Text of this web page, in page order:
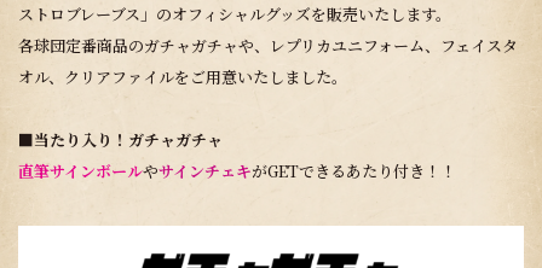
ストロブレーブス」のオフィシャルグッズを販売いたします。
各球団定番商品のガチャガチャや、レプリカユニフォーム、フェイスタ
オル、クリアファイルをご用意いたしました。
■当たり入り！ガチャガチャ
直筆サインボールやサインチェキがGETできるあたり付き！！